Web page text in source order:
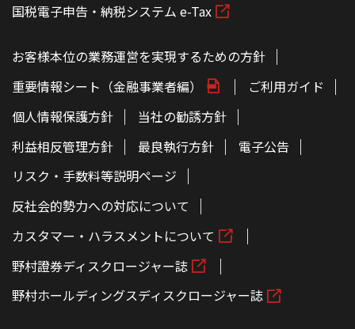
国税電子申告・納税システム e-Tax
お客様本位の業務運営を実現するための方針
重要情報シート（金融事業者編）
ご利用ガイド
個人情報保護方針
当社の勧誘方針
利益相反管理方針
最良執行方針
電子公告
リスク・手数料等説明ページ
反社会的勢力への対応について
カスタマー・ハラスメントについて
野村證券ディスクロージャー誌
野村ホールディングスディスクロージャー誌